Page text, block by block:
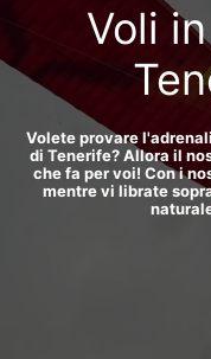
Voli
Volete provare
di Tenerife? Allora il
che fa per voi! Con i
mentre vi librate